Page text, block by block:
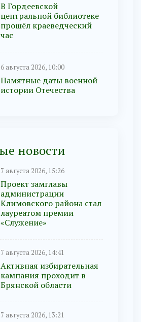
В Гордеевской
центральной библиотеке
прошёл краеведческий
час
6 августа 2026, 10:00
Памятные даты военной
истории Отечества
новости
7 августа 2026, 15:26
Проект замглавы
администрации
Климовского района стал
лауреатом премии
«Служение»
7 августа 2026, 14:41
Активная избирательная
кампания проходит в
Брянской области
7 августа 2026, 13:21